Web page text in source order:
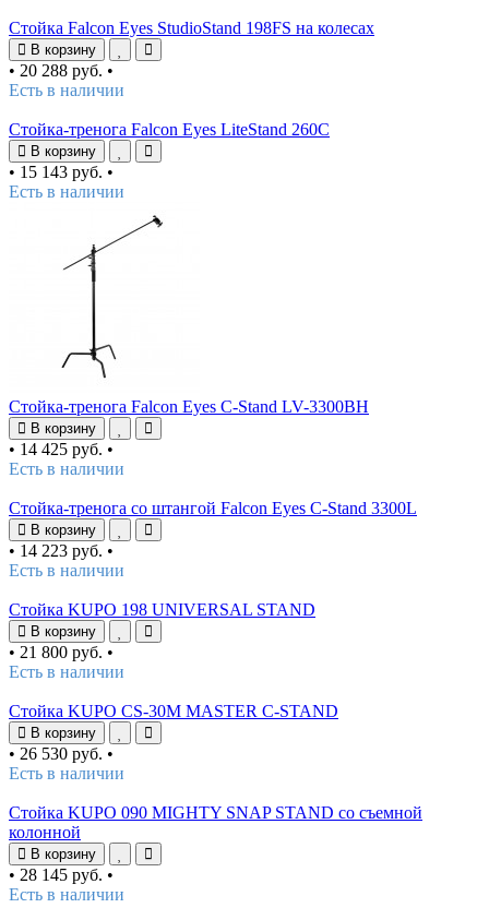
Стойка Falcon Eyes StudioStand 198FS на колесах
В корзину
• 20 288 руб. •
Есть в наличии
Стойка-тренога Falcon Eyes LiteStand 260C
В корзину
• 15 143 руб. •
Есть в наличии
Стойка-тренога Falcon Eyes C-Stand LV-3300BH
В корзину
• 14 425 руб. •
Есть в наличии
Стойка-тренога со штангой Falcon Eyes C-Stand 3300L
В корзину
• 14 223 руб. •
Есть в наличии
Стойка KUPO 198 UNIVERSAL STAND
В корзину
• 21 800 руб. •
Есть в наличии
Стойка KUPO CS-30M MASTER C-STAND
В корзину
• 26 530 руб. •
Есть в наличии
Стойка KUPO 090 MIGHTY SNAP STAND со съемной
колонной
В корзину
• 28 145 руб. •
Есть в наличии